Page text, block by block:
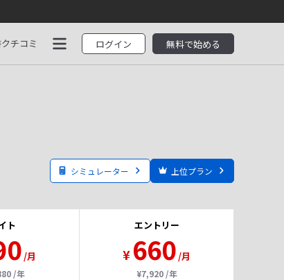
クチコミ ログイン 無料で始める
シミュレーター 上位プラン
ト
/月
/年
エントリー
¥660/月
¥7,920 /年